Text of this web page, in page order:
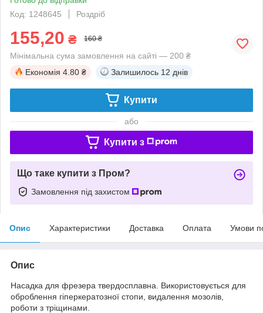
Код: 1248645
Роздріб
155,20 ₴ 160 ₴
Мінімальна сума замовлення на сайті — 200 ₴
Економія 4.80 ₴ Залишилось 12 днів
Купити
або
Купити з
Що таке купити з Пром?
Замовлення під захистом
Опис Характеристики Доставка Оплата Умови
Опис
Насадка для фрезера твердосплавна. Використовується для
оброблення гіперкератозної стопи, видалення мозолів,
роботи з тріщинами.